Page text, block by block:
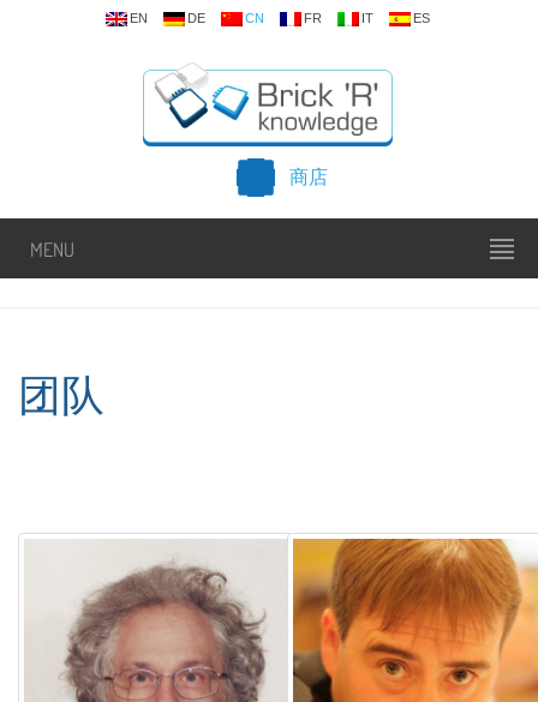
EN DE CN FR IT ES
商店
MENU
团队